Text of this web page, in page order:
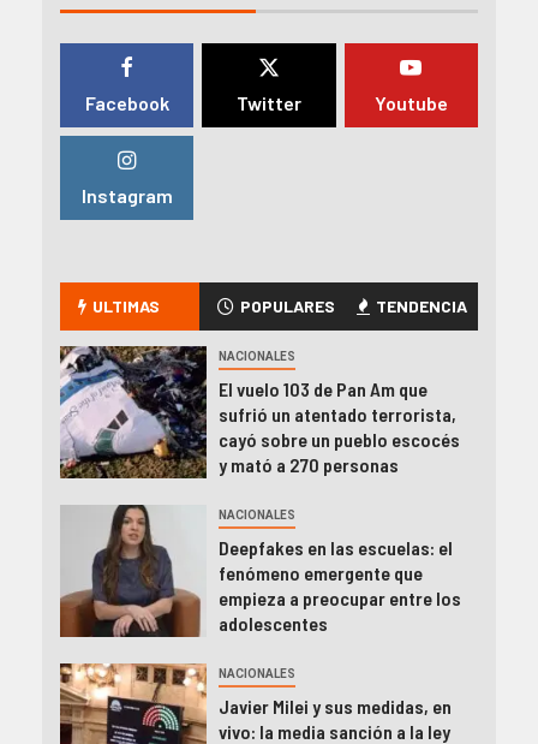
Facebook Twitter Youtube
Instagram
ULTIMAS POPULARES TENDENCIA
NACIONALES
El vuelo 103 de Pan Am que
sufrió un atentado terrorista,
cayó sobre un pueblo escocés
y mató a 270 personas
NACIONALES
Deepfakes en las escuelas: el
fenómeno emergente que
empieza a preocupar entre los
adolescentes
NACIONALES
Javier Milei y sus medidas, en
vivo: la media sanción a la ley